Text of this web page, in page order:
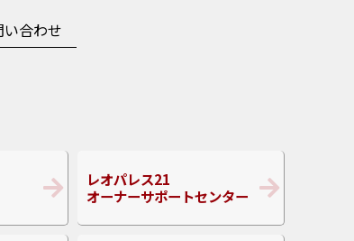
合わせ
レオパレス21
オーナーサポートセンター